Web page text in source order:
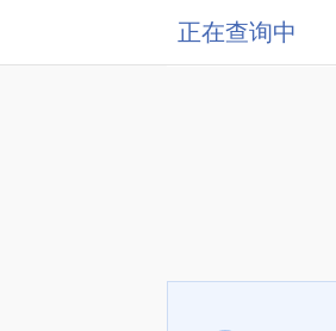
正在查询中